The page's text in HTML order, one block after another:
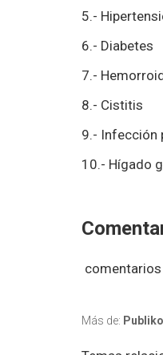
5.-
6.- Diabetes
7.-
8.- Cistitis
9.- Infección
10.- Hígado
comentarios
Más de: Publiko